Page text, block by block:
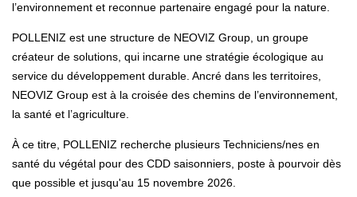
l’environnement et reconnue partenaire engagé pour la nature.
POLLENIZ est une structure de NEOVIZ Group, un groupe
créateur de solutions, qui incarne une stratégie écologique au
service du développement durable. Ancré dans les territoires,
NEOVIZ Group est à la croisée des chemins de l’environnement,
la santé et l’agriculture.
À ce titre, POLLENIZ recherche plusieurs Techniciens/nes en
santé du végétal pour des CDD saisonniers, poste à pourvoir dès
que possible et jusqu'au 15 novembre 2026.